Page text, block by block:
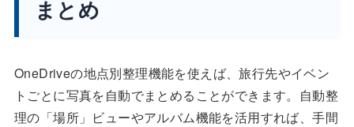
まとめ
OneDriveの地点別整理機能を使えば、旅行先やイベン
トごとに写真を自動でまとめることができます。自動整
理の「場所」ビューやアルバム機能を活用すれば、手間